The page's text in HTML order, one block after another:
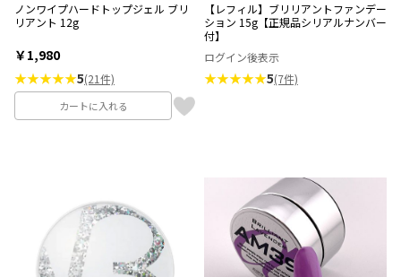
ノンワイプハードトップジェル ブリ
リアント 12g
￥1,980
★★★★★5(21件)
カートに入れる
【レフィル】ブリリアントファンデー
ション 15g【正規品シリアルナンバー
付】
ログイン後表示
★★★★★5(7件)